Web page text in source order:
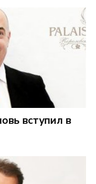
вступил в